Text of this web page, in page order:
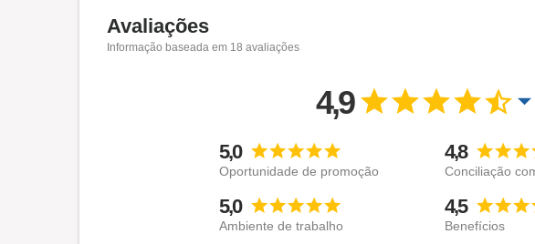
Avaliações
Informação baseada em 18 avaliações
4,9
5,0
Oportunidade de promoção
4,8
Conciliação
5,0
Ambiente de trabalho
4,5
Benefícios